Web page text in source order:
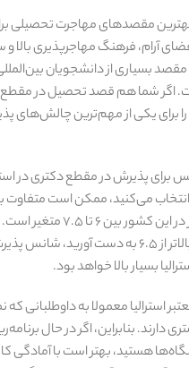
بهترین مقصدهای مهاجرت تحصیلی
آرام، فرهنگ مهاجرپذیری بالا
بسیاری از دانشجویان
اگر شما هم قصد تحصیل در مقطع
را برای یکی از مهم‌ترین چالش‌های
برای پذیرش در مقطع دکتری در
می‌کنید، ممکن است متفاوت
آیلتس مورد نیاز در این
بتوانید نمره‌ای بالاتر از ۶.۵ به دست آورید،
بسیار بالا خواهد بود.
دارند. بنابراین، اگر در حال
هستید، بهتر است با آمادگی